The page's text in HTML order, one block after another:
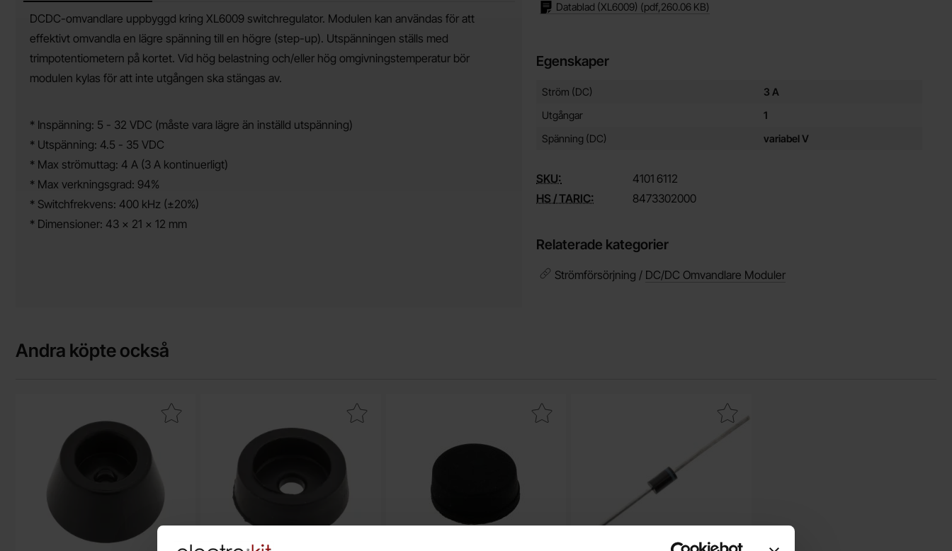
Produktbeskrivning
DCDC-omvandlare uppbyggd kring XL6009 switchregulator. Modulen kan användas för att
effektivt omvandla en lägre spänning till en högre (step-up). Utspänningen ställs med
trimpotentiometern på kortet. Vid hög belastning och/eller hög omgivningstemperatur bör
modulen kylas för att inte utgången ska stängas av.
* Inspänning: 5 - 32 VDC (måste vara lägre än inställd utspänning)
* Utspänning: 4.5 - 35 VDC
* Max strömuttag: 4 A (3 A kontinuerligt)
* Max verkningsgrad: 94%
* Switchfrekvens: 400 kHz (±20%)
* Dimensioner: 43 x 21 x 12 mm
Datablad (XL6009) (pdf, 260.06 KB)
Egenskaper
Egenskaper/attribut för denna produkt
Attribut
Ström (DC)
3 A
Utgångar
1
Spänning (DC)
variabel V
SKU: 4101 6112
HS / TARIC:
8473302000
Relaterade kategorier
Strömförsörjning / DC/DC Omvandlare Moduler
Andra köpte också
Makera apparatfot för M3 ø20x10.5mm svart PVC som favoritMakera apparatfot för M3 ø14x4.8mm svart gummi som favoritMakera apparatfot självhäftande ø10x4.5mm svart gummi som favoritMakera bY550 DO-201 1000V 5A som favorit